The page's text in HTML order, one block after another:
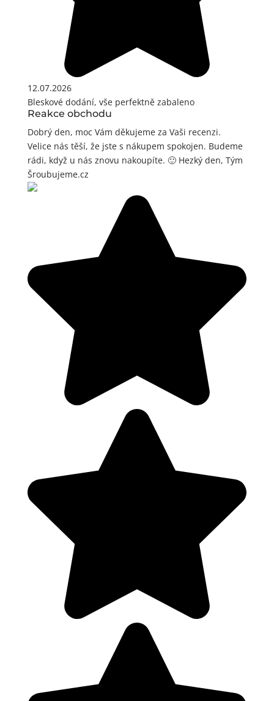
12.07.2026
Bleskové dodání, vše perfektně zabaleno
Reakce obchodu
Dobrý den, moc Vám děkujeme za Vaši recenzi.
Velice nás těší, že jste s nákupem spokojen. Budeme
rádi, když u nás znovu nakoupíte. 🙂 Hezký den, Tým
Šroubujeme.cz